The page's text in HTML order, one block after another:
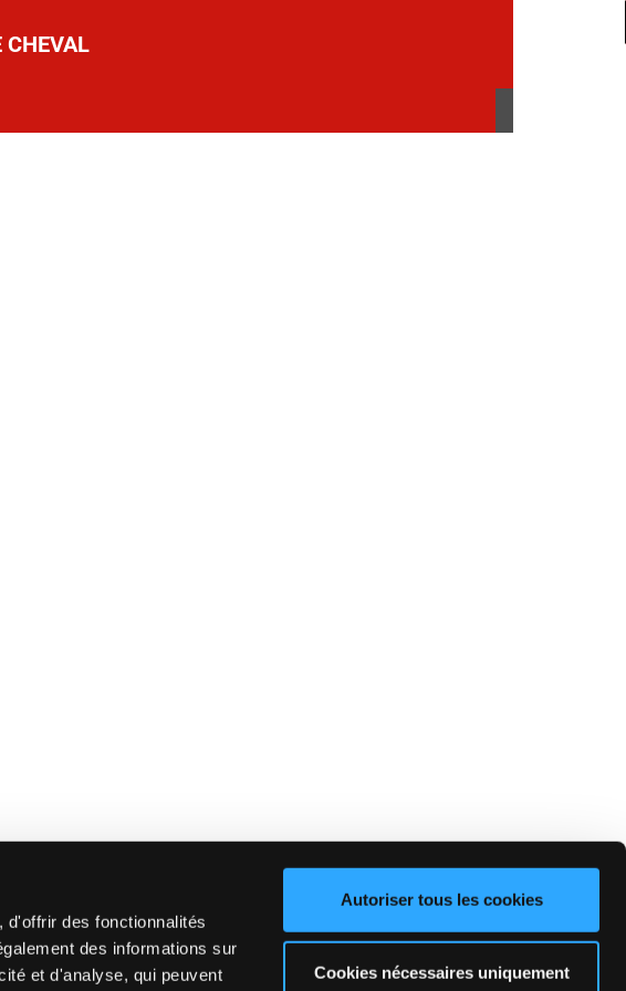
d'offrir des fonctionnalités
des informations sur
et d'analyse, qui peuvent
Autoriser tous les cookies
Cookies nécessaires uniquement
CHEVAL